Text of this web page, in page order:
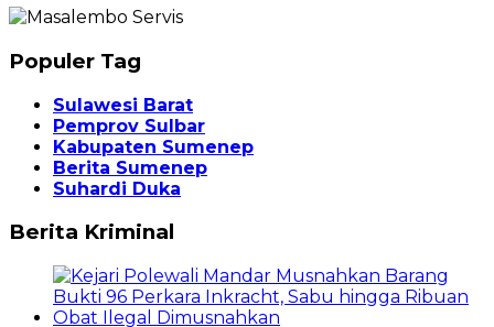
Populer Tag
Sulawesi Barat
Pemprov Sulbar
Kabupaten Sumenep
Berita Sumenep
Suhardi Duka
Berita Kriminal